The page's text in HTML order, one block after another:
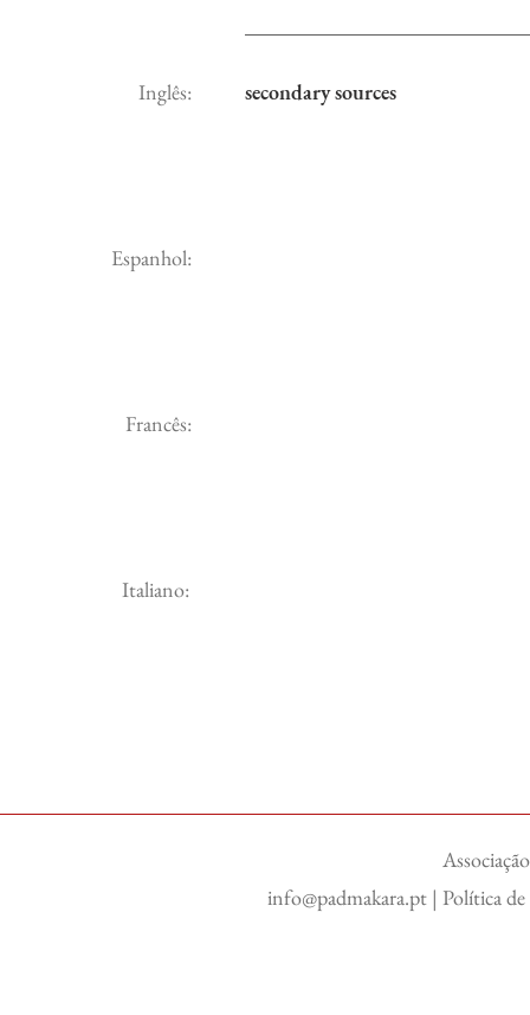
Inglês: secondary sources
Espanhol:
Francês:
Italiano:
info@padmakara.pt | Política